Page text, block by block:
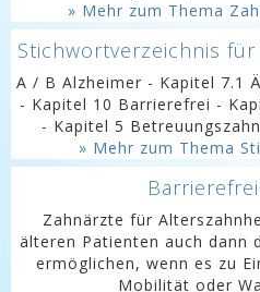
» Mehr zum Thema
Stichwortverzeichnis
A / B Alzheimer - Kapitel 7.1
- Kapitel 10 Barrierefrei -
- Kapitel 5
» Mehr zum Thema
Zahnärzte für
älteren Patienten auch dann
ermöglichen, wenn es zu
Mobilität oder